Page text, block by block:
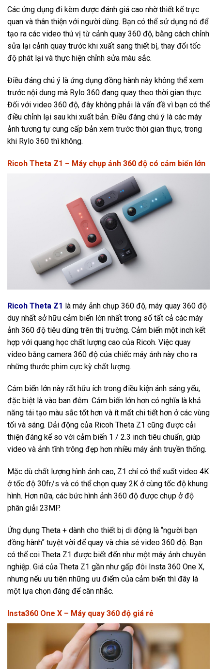
Các ứng dụng đi kèm được đánh giá cao nhờ thiết kế trực
quan và thân thiện với người dùng. Bạn có thể sử dụng nó để
tạo ra các video thú vị từ cảnh quay 360 độ, bằng cách chỉnh
sửa lại cảnh quay trước khi xuất sang thiết bị, thay đổi tốc
độ phát lại và thực hiện chỉnh sửa màu sắc.
Điều đáng chú ý là ứng dụng đồng hành này không thể xem
trước nội dung mà Rylo 360 đang quay theo thời gian thực.
Đối với video 360 độ, đây không phải là vấn đề vì bạn có thể
điều chỉnh lại sau khi xuất bản. Điều đáng chú ý là các máy
ảnh tương tự cung cấp bản xem trước thời gian thực, trong
khi Rylo 360 thì không.
Ricoh Theta Z1 – Máy chụp ảnh 360 độ có cảm biến lớn
Ricoh Theta Z1 là máy ảnh chụp 360 độ, máy quay 360 độ
duy nhất sở hữu cảm biến lớn nhất trong số tất cả các máy
ảnh 360 độ tiêu dùng trên thị trường. Cảm biến một inch kết
hợp với quang học chất lượng cao của Ricoh. Việc quay
video bằng camera 360 độ của chiếc máy ảnh này cho ra
những thước phim cực kỳ chất lượng.
Cảm biến lớn này rất hữu ích trong điều kiện ánh sáng yếu,
đặc biệt là vào ban đêm. Cảm biến lớn hơn có nghĩa là khả
năng tái tạo màu sắc tốt hơn và ít mất chi tiết hơn ở các vùng
tối và sáng. Dải động của Ricoh Theta Z1 cũng được cải
thiện đáng kể so với cảm biến 1 / 2.3 inch tiêu chuẩn, giúp
video và ảnh tĩnh trông đẹp hơn nhiều máy ảnh truyền thống.
Mặc dù chất lượng hình ảnh cao, Z1 chỉ có thể xuất video 4K
ở tốc độ 30fr/s và có thể chọn quay 2K ở cùng tốc độ khung
hình. Hơn nữa, các bức hình ảnh 360 độ được chụp ở độ
phân giải 23MP.
Ứng dụng Theta + dành cho thiết bị di động là “người bạn
đồng hành” tuyệt vời để quay và chia sẻ video 360 độ. Bạn
có thể coi Theta Z1 được biết đến như một máy ảnh chuyên
nghiệp. Giá của Theta Z1 gần như gấp đôi Insta 360 One X,
nhưng nếu ưu tiên những ưu điểm của cảm biến thì đây là
một lựa chọn đáng để cân nhắc.
Insta360 One X – Máy quay 360 độ giá rẻ